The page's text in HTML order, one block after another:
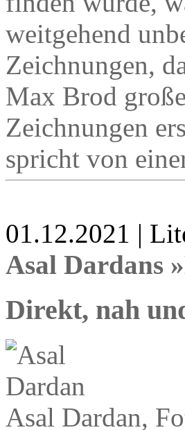
weitgehend
Zeichnungen,
Max Brod
Zeichnungen
spricht von
01.12.2021 |
Asal Dardans
Direkt, nah
Asal Dardan,